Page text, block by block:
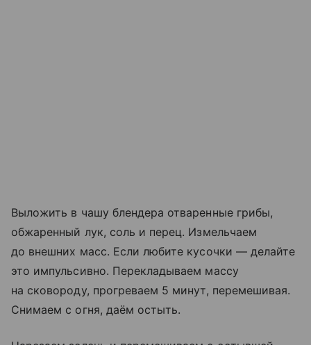
Выложить в чашу блендера отваренные грибы,
обжаренный лук, соль и перец. Измельчаем
до внешних масс. Если любите кусочки — делайте
это импульсивно. Перекладываем массу
на сковороду, прогреваем 5 минут, перемешивая.
Снимаем с огня, даём остыть.